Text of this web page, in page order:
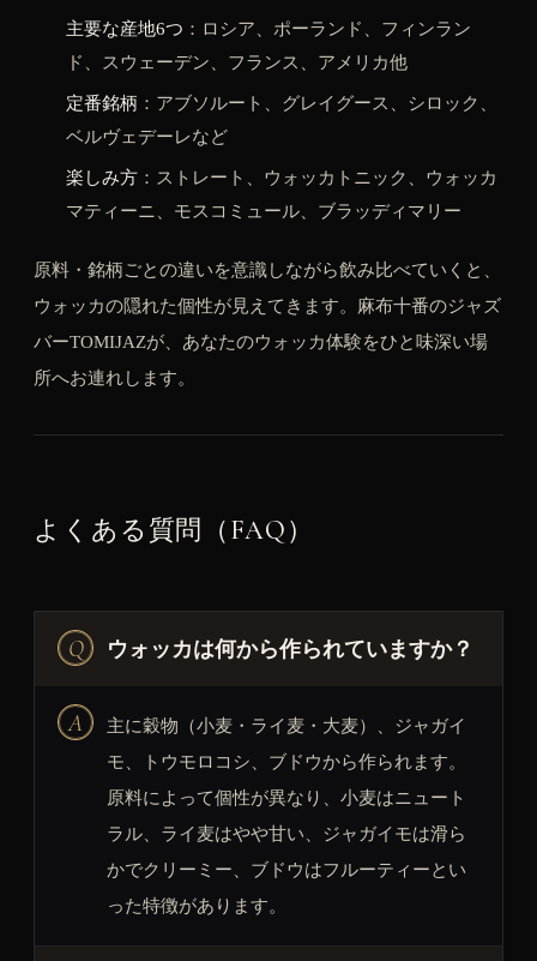
主要な産地6つ ：ロシア、ポーランド、フィンラン
ド、スウェーデン、フランス、アメリカ他
定番銘柄 ：アブソルート、グレイグース、シロック、
ベルヴェデーレなど
楽しみ方：ストレート、ウォッカトニック、ウォッカ
マティーニ、モスコミュール、ブラッディマリー
原料・銘柄ごとの違いを意識しながら飲み比べていくと、
ウォッカの隠れた個性が見えてきます。麻布十番のジャズ
バーTOMIJAZが、あなたのウォッカ体験をひと味深い場
所へお連れします。
よくある質問（FAQ）
ウォッカは何から作られていますか？
主に穀物（小麦・ライ麦・大麦）、ジャガイ
モ、トウモロコシ、ブドウから作られます。
原料によって個性が異なり、小麦はニュート
ラル、ライ麦はやや甘い、ジャガイモは滑ら
かでクリーミー、ブドウはフルーティーとい
った特徴があります。